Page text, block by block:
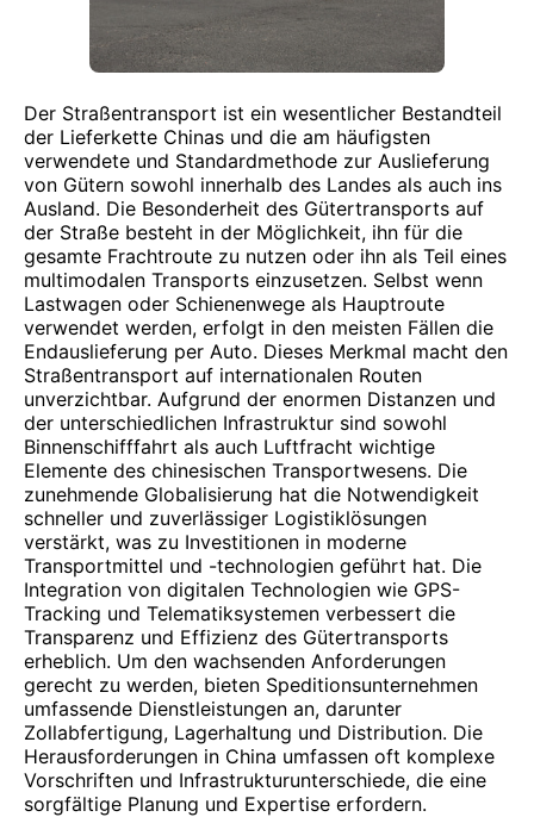
Der Straßentransport ist ein wesentlicher Bestandteil
der Lieferkette Chinas und die am häufigsten
verwendete und Standardmethode zur Auslieferung
von Gütern sowohl innerhalb des Landes als auch ins
Ausland. Die Besonderheit des Gütertransports auf
der Straße besteht in der Möglichkeit, ihn für die
gesamte Frachtroute zu nutzen oder ihn als Teil eines
multimodalen Transports einzusetzen. Selbst wenn
Lastwagen oder Schienenwege als Hauptroute
verwendet werden, erfolgt in den meisten Fällen die
Endauslieferung per Auto. Dieses Merkmal macht den
Straßentransport auf internationalen Routen
unverzichtbar. Aufgrund der enormen Distanzen und
der unterschiedlichen Infrastruktur sind sowohl
Binnenschifffahrt als auch Luftfracht wichtige
Elemente des chinesischen Transportwesens. Die
zunehmende Globalisierung hat die Notwendigkeit
schneller und zuverlässiger Logistiklösungen
verstärkt, was zu Investitionen in moderne
Transportmittel und -technologien geführt hat. Die
Integration von digitalen Technologien wie GPS-
Tracking und Telematiksystemen verbessert die
Transparenz und Effizienz des Gütertransports
erheblich. Um den wachsenden Anforderungen
gerecht zu werden, bieten Speditionsunternehmen
umfassende Dienstleistungen an, darunter
Zollabfertigung, Lagerhaltung und Distribution. Die
Herausforderungen in China umfassen oft komplexe
Vorschriften und Infrastrukturunterschiede, die eine
sorgfältige Planung und Expertise erfordern.